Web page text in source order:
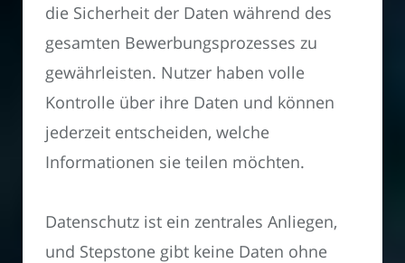
die Sicherheit der Daten während des
gesamten Bewerbungsprozesses zu
gewährleisten. Nutzer haben volle
Kontrolle über ihre Daten und können
jederzeit entscheiden, welche
Informationen sie teilen möchten.
Datenschutz ist ein zentrales Anliegen,
und Stepstone gibt keine Daten ohne